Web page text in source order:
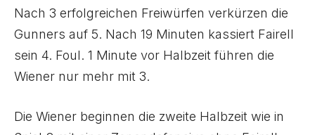
Nach 3 erfolgreichen Freiwürfen verkürzen die
Gunners auf 5. Nach 19 Minuten kassiert Fairell
sein 4. Foul. 1 Minute vor Halbzeit führen die
Wiener nur mehr mit 3.
Die Wiener beginnen die zweite Halbzeit wie in